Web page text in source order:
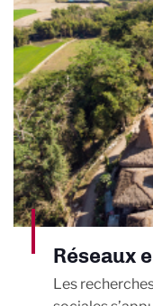
Réseaux
Les